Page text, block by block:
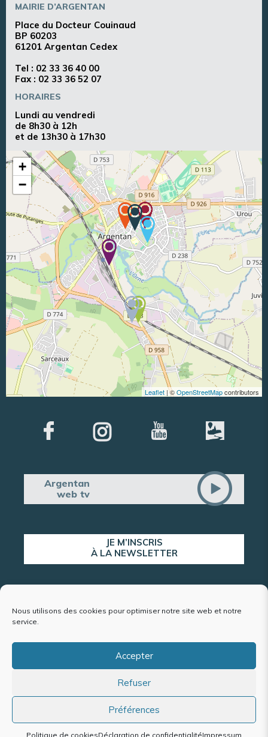
Nous utilisons des cookies pour optimiser notre site web et notre
service.
Accepter
Refuser
Préférences
Politique de cookiesDéclaration de confidentialitéImpressum
MAIRIE D’ARGENTAN
Place du Docteur Couinaud
BP 60203
61201 Argentan Cedex
Tel : 02 33 36 40 00
Fax : 02 33 36 52 07
HORAIRES
Lundi au vendredi
de 8h30 à 12h
et de 13h30 à 17h30
+
−
Leaflet | ©OpenStreetMapcontributors
Argentan
web tv
JE M’INSCRIS
À LA NEWSLETTER
ALERTE POPULATION
Mentions légales et politique de confidentialité
Accessibilité : conformité partielle
Politique de cookies (UE)